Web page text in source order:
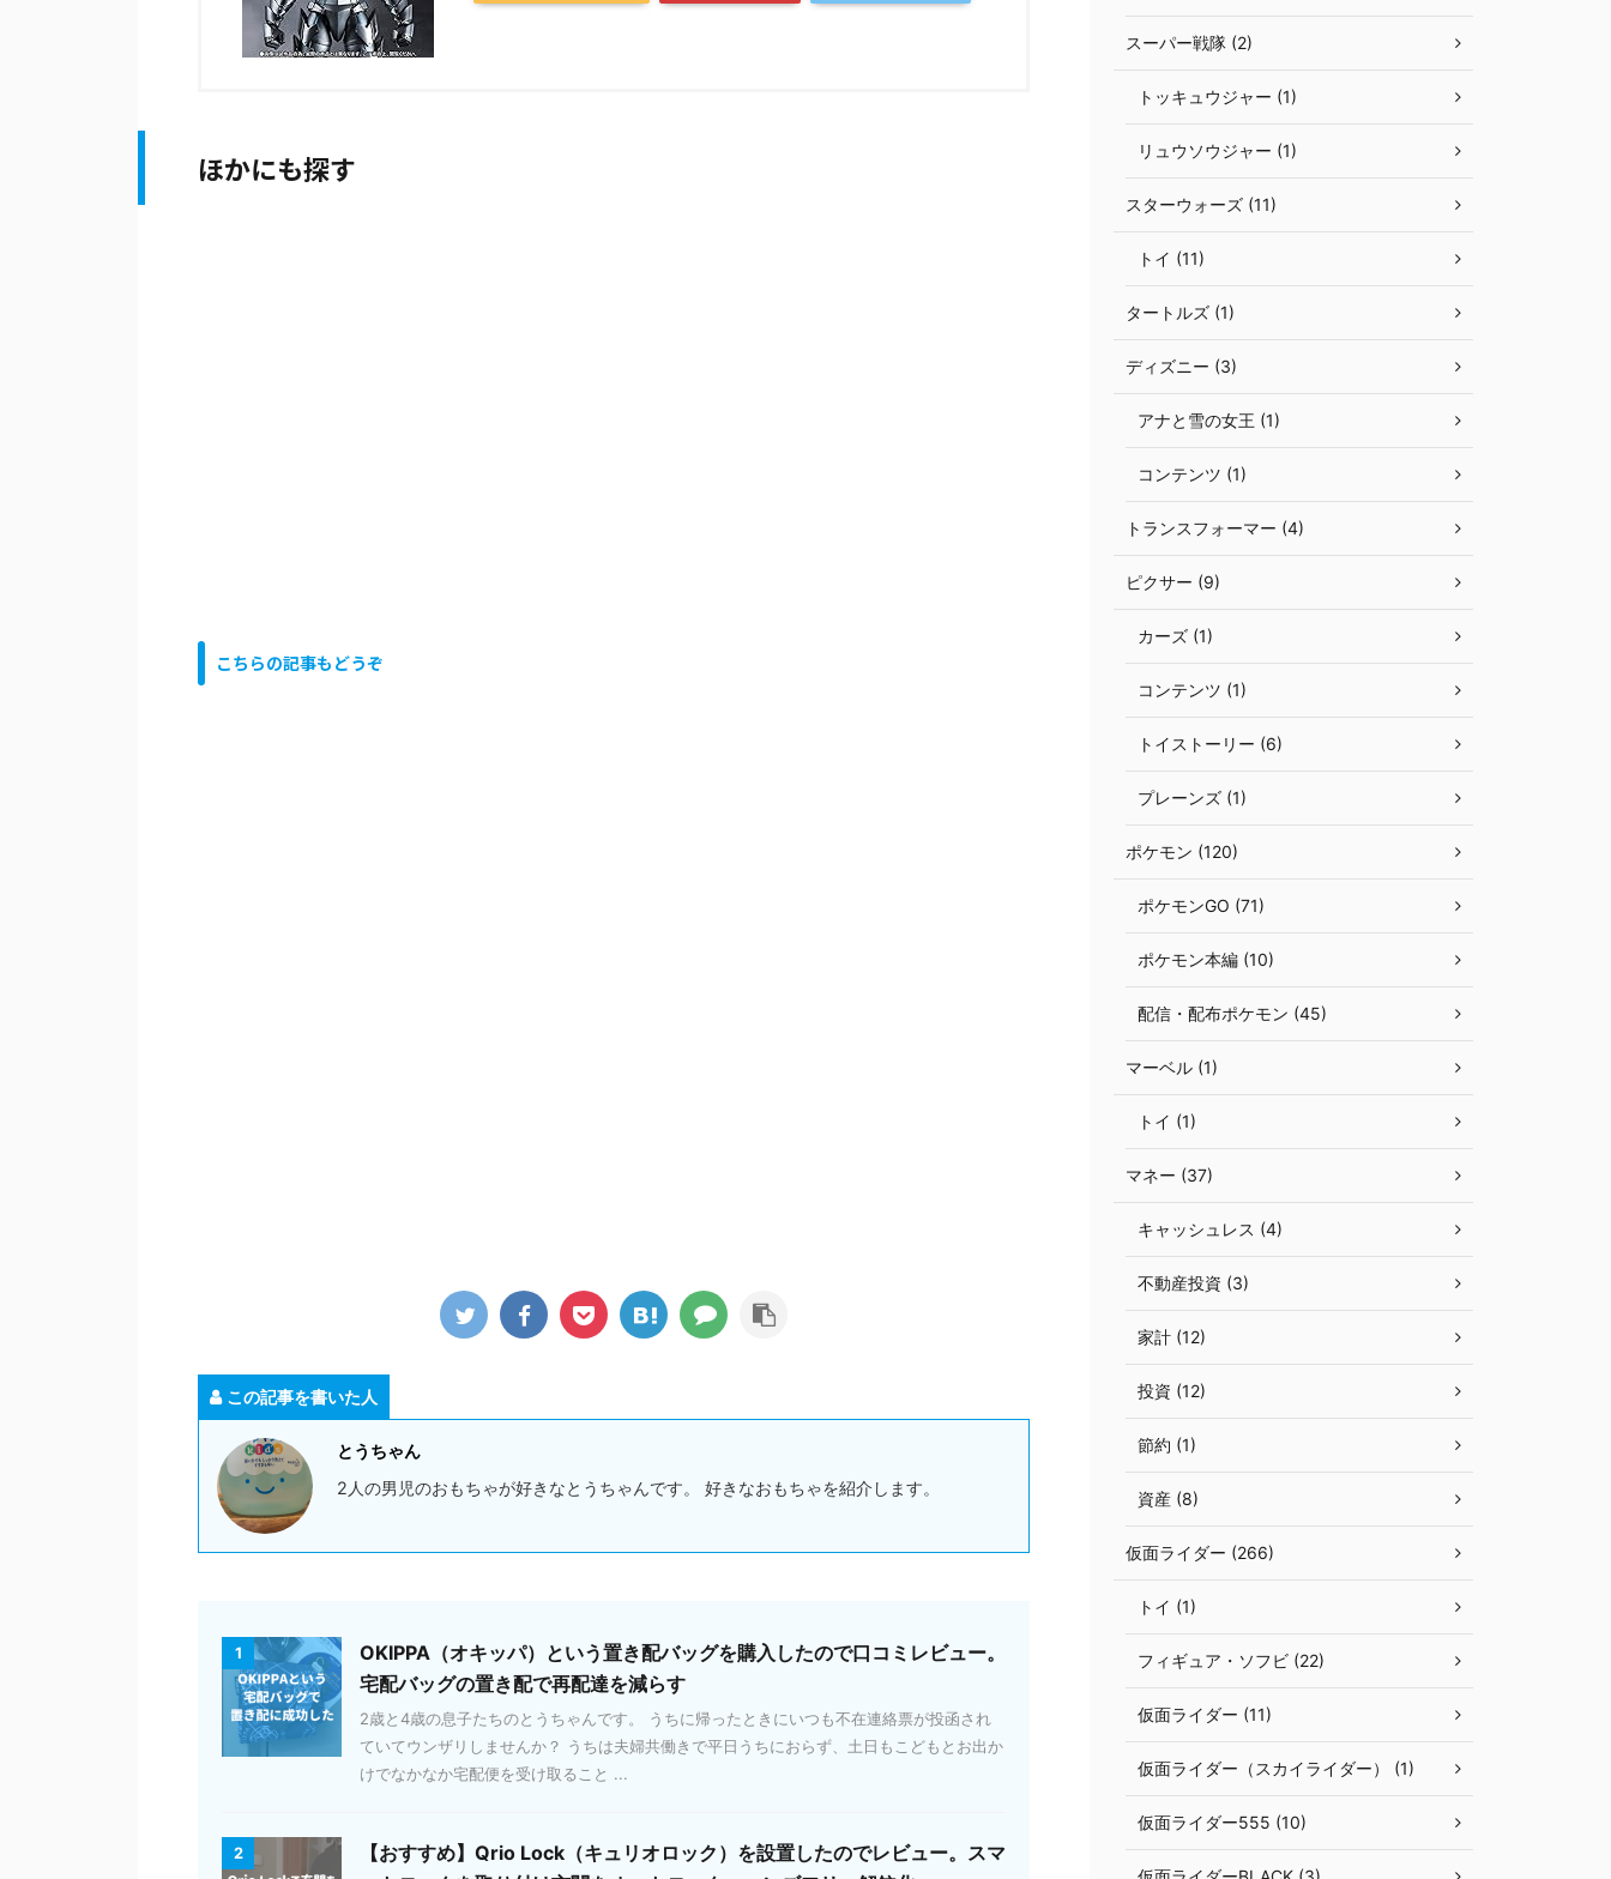
ほかにも探す
こちらの記事もどうぞ
この記事を書いた人
とうちゃん
2人の男児のおもちゃが好きなとうちゃんです。 好きなおもちゃを紹介します。
1
OKIPPA（オキッパ）という置き配バッグを購入したので口コミレビュー。
宅配バッグの置き配で再配達を減らす
2歳と4歳の息子たちのとうちゃんです。 うちに帰ったときにいつも不在連絡票が投函され
ていてウンザリしませんか？ うちは夫婦共働きで平日うちにおらず、土日もこどもとお出か
けでなかなか宅配便を受け取ること ...
2
【おすすめ】Qrio Lock（キュリオロック）を設置したのでレビュー。スマ
スーパー戦隊 (2)
トッキュウジャー (1)
リュウソウジャー (1)
スターウォーズ (11)
トイ (11)
タートルズ (1)
ディズニー (3)
アナと雪の女王 (1)
コンテンツ (1)
トランスフォーマー (4)
ピクサー (9)
カーズ (1)
コンテンツ (1)
トイストーリー (6)
プレーンズ (1)
ポケモン (120)
ポケモンGO (71)
ポケモン本編 (10)
配信・配布ポケモン (45)
マーベル (1)
トイ (1)
マネー (37)
キャッシュレス (4)
不動産投資 (3)
家計 (12)
投資 (12)
節約 (1)
資産 (8)
仮面ライダー (266)
トイ (1)
フィギュア・ソフビ (22)
仮面ライダー (11)
仮面ライダー（スカイライダー） (1)
仮面ライダー555 (10)